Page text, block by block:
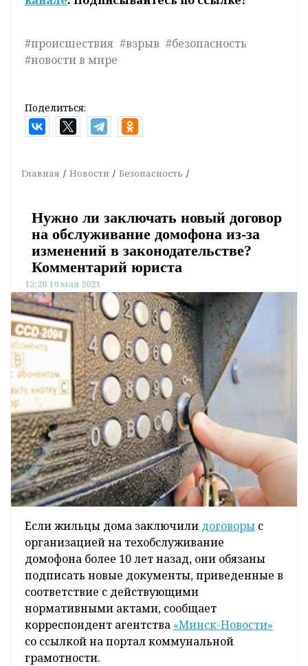
#происшествия #взрыв #безопасность
#новости в мире
Поделиться:
Главная Новости Безопасность
Нужно ли заключать новый договор
на обслуживание домофона из-за
изменений в законодательстве?
Комментарий юриста
12:20 10 мая 2021
Если жильцы дома заключили договоры с
организацией на техобслуживание
домофона более 10 лет назад, они обязаны
подписать новые документы, приведенные в
соответствие с действующими
нормативными актами, сообщает
корреспондент агентства «Минск-Новости»
со ссылкой на портал коммунальной
грамотности.